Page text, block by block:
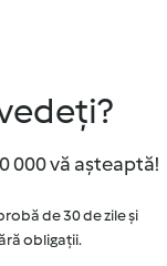
000 vă așteaptă!
de 30 de zile și
obligaţii.